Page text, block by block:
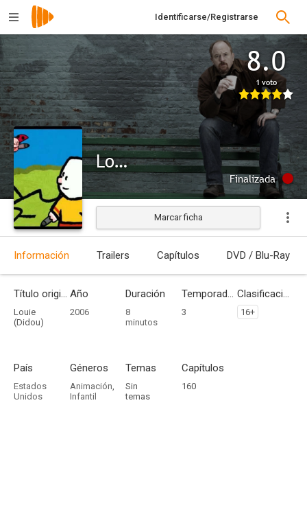
Identificarse/Registrarse
8.0
1 voto
Louie
Finalizada
Marcar ficha
Información Trailers Capítulos DVD / Blu-Ray
Título original
Louie
(Didou)
Año
2006
Duración
8
minutos
Temporadas
3
Clasificación por edades
16+
País
Estados
Unidos
Géneros
Animación,
Infantil
Temas
Sin
temas
Capítulos
160